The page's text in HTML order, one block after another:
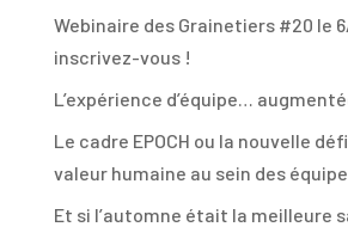
Webinaire des Grainetiers #20 le
inscrivez-vous !
L’expérience d’équipe…
Le cadre EPOCH ou la nouvelle
valeur humaine au sein des
Et si l’automne était la meilleure